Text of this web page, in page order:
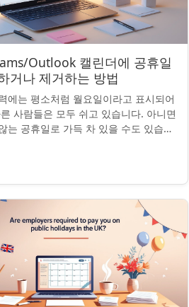
Outlook 캘린더에 공휴일
거나 제거하는 방법
에는 평소처럼 월요일이라고 표시되어
사람들은 모두 쉬고 있습니다. 아니면
는 공휴일로 가득 차 있을 수도 있습니